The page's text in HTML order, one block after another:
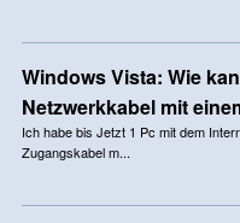
Windows Vista: Wie
Netzwerkkabel mit
Ich habe bis Jetzt 1 Pc mit dem
Zugangskabel m...